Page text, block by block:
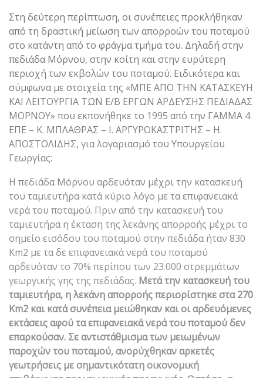
Στη δεύτερη περίπτωση, οι συνέπειες προκλήθηκαν
από τη δραστική μείωση των απορροών του ποταμού
στο κατάντη από το φράγμα τμήμα του. Δηλαδή στην
πεδιάδα Μόρνου, στην κοίτη και στην ευρύτερη
περιοχή των εκβολών του ποταμού. Ειδικότερα και
σύμφωνα με στοιχεία της «ΜΠΕ ΑΠΟ ΤΗΝ ΚΑΤΑΣΚΕΥΗ
ΚΑΙ ΛΕΙΤΟΥΡΓΙΑ ΤΩΝ Ε/Β ΕΡΓΩΝ ΑΡΔΕΥΣΗΣ ΠΕΔΙΑΔΑΣ
ΜΟΡΝΟΥ» που εκπονήθηκε το 1995 από την ΓΑΜΜΑ 4
ΕΠΕ – Κ. ΜΠΛΑΘΡΑΣ – Ι. ΑΡΓΥΡΟΚΑΣΤΡΙΤΗΣ – Η.
ΑΠΟΣΤΟΛΙΔΗΣ, για λογαριασμό του Υπουργείου
Γεωργίας:
Η πεδιάδα Μόρνου αρδευόταν μέχρι την κατασκευή
του ταμιευτήρα κατά κύριο λόγο με τα επιφανειακά
νερά του ποταμού. Πριν από την κατασκευή του
ταμιευτήρα η έκταση της λεκάνης απορροής μέχρι το
σημείο εισόδου του ποταμού στην πεδιάδα ήταν 830
Km2 με τα δε επιφανειακά νερά του ποταμού
αρδευόταν το 70% περίπου των 23.000 στρεμμάτων
γεωργικής γης της πεδιάδας. Μετά την κατασκευή του
ταμιευτήρα, η λεκάνη απορροής περιορίστηκε στα 270
Km2 και κατά συνέπεια μειώθηκαν και οι αρδευόμενες
εκτάσεις αφού τα επιφανειακά νερά του ποταμού δεν
επαρκούσαν. Σε αντιστάθμισμα των μειωμένων
παροχών του ποταμού, ανορύχθηκαν αρκετές
γεωτρήσεις με σημαντικότατη οικονομική